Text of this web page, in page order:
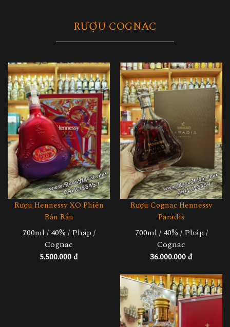
RƯỢU COGNAC
Rượu Hennessy XO Phiên
Bản Rắn
700ml / 40% / Pháp /
Cognac
5.500.000 đ
Rượu Cognac Hennessy
Paradis
700ml / 40% / Pháp /
Cognac
36.000.000 đ